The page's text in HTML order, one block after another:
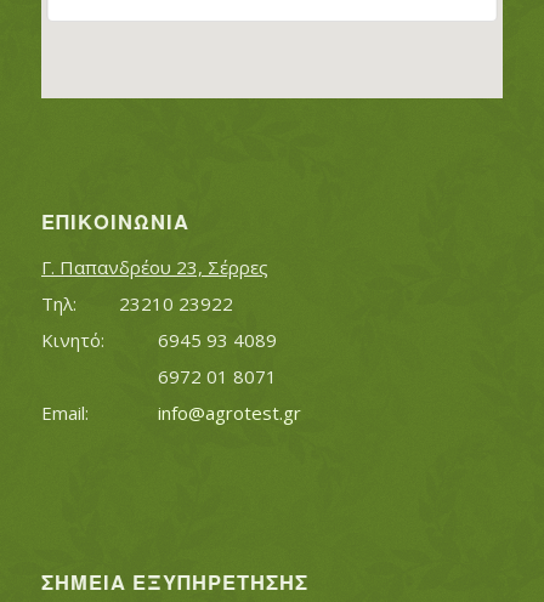
ΕΠΙΚΟΙΝΩΝΊΑ
Γ. Παπανδρέου 23, Σέρρες
Τηλ:		23210 23922
Κινητό:		6945 93 4089
			6972 01 8071
info@agrotest.gr
ΣΗΜΕΊΑ ΕΞΥΠΗΡΈΤΗΣΗΣ